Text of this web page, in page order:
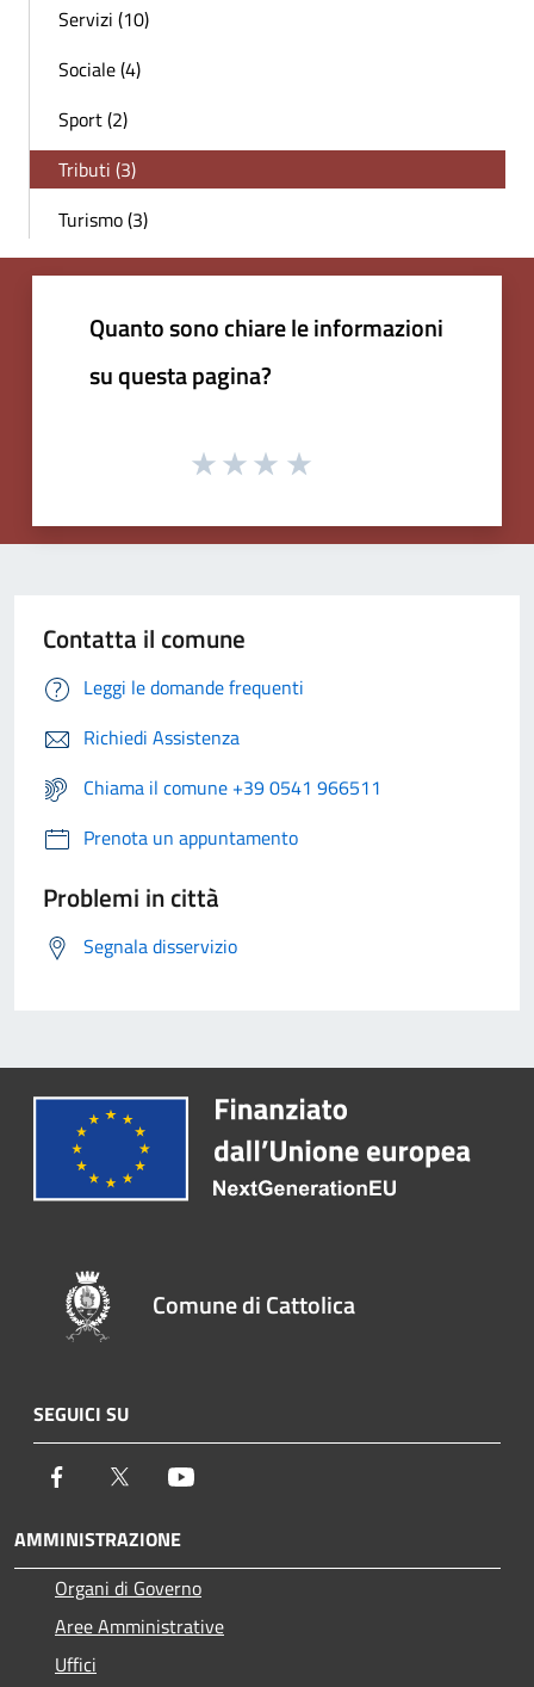
Servizi (10)
Sociale (4)
Sport (2)
Tributi (3)
Turismo (3)
Quanto sono chiare le informazioni
su questa pagina?
Contatta il comune
Leggi le domande frequenti
Richiedi Assistenza
Chiama il comune +39 0541 966511
Prenota un appuntamento
Problemi in città
Segnala disservizio
Comune di Cattolica
SEGUICI SU
Facebook Twitter
AMMINISTRAZIONE
Organi di Governo
Aree Amministrative
Uffici